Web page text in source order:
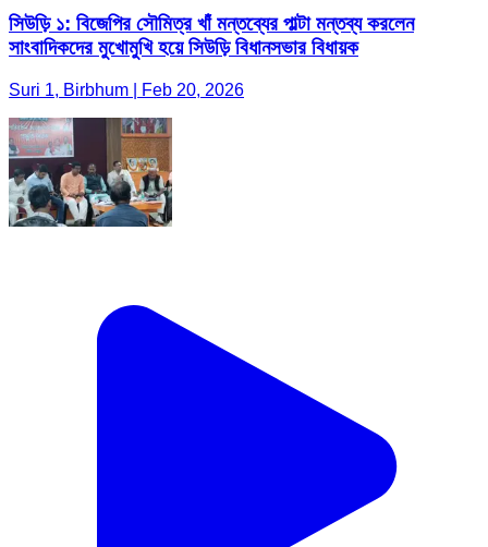
সিউড়ি ১: বিজেপির সৌমিত্র খাঁ মন্তব্যের পাল্টা মন্তব্য করলেন
সাংবাদিকদের মুখোমুখি হয়ে সিউড়ি বিধানসভার বিধায়ক
Suri 1, Birbhum | Feb 20, 2026